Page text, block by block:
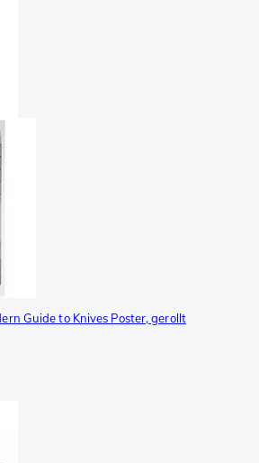
Guide to Knives Poster, gerollt